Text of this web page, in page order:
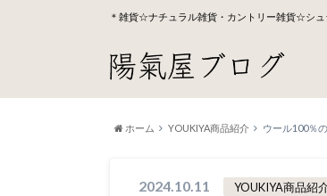
＊雑貨☆ナチュラル雑貨・カントリー雑貨☆シュ
ホーム YOUKIYA商品紹介 ウール100％
2024.10.11 YOUKIYA商品紹